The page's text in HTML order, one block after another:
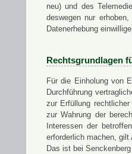
neu) und des
deswegen nur
Datenerhebung
Rechtsgrundlagen
Für die Einholung von
Durchführung
zur Erfüllung
zur Wahrung der
Interessen der
erforderlich machen,
Das ist bei